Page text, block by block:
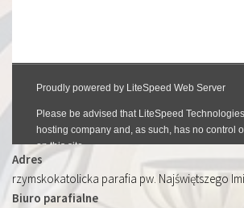
Adres
rzymskokatolicka parafia pw. Najświętszego
Biuro parafialne